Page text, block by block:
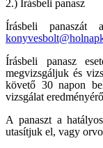
2.) Írásbeli panasz
Írásbeli panaszát
Írásbeli panasz
megvizsgáljuk és
követő 30 napon
vizsgálat
A panaszt a
utasítjuk el, vagy